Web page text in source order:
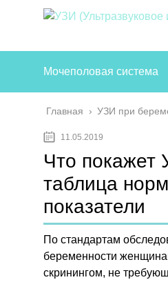
Мочеполовая система
Главная › УЗИ при
11.05.2019
Что покажет
таблица
показатели
По стандартам
беременности
скринингом, не